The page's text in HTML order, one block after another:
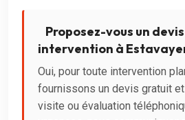
Proposez-vous un
intervention à
Oui, pour toute intervention
fournissons un devis gratuit
visite ou évaluation